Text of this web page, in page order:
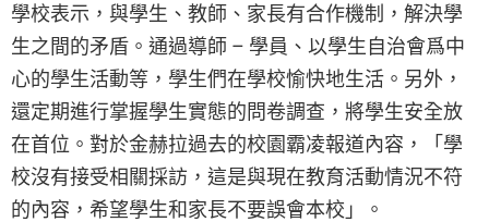
學校表示，與學生、教師、家長有合作機制，解決學
生之間的矛盾。通過導師 – 學員、以學生自治會爲中
心的學生活動等，學生們在學校愉快地生活。另外，
還定期進行掌握學生實態的問卷調查，將學生安全放
在首位。對於金赫拉過去的校園霸凌報道內容，「學
校沒有接受相關採訪，這是與現在教育活動情況不符
的內容，希望學生和家長不要誤會本校」。